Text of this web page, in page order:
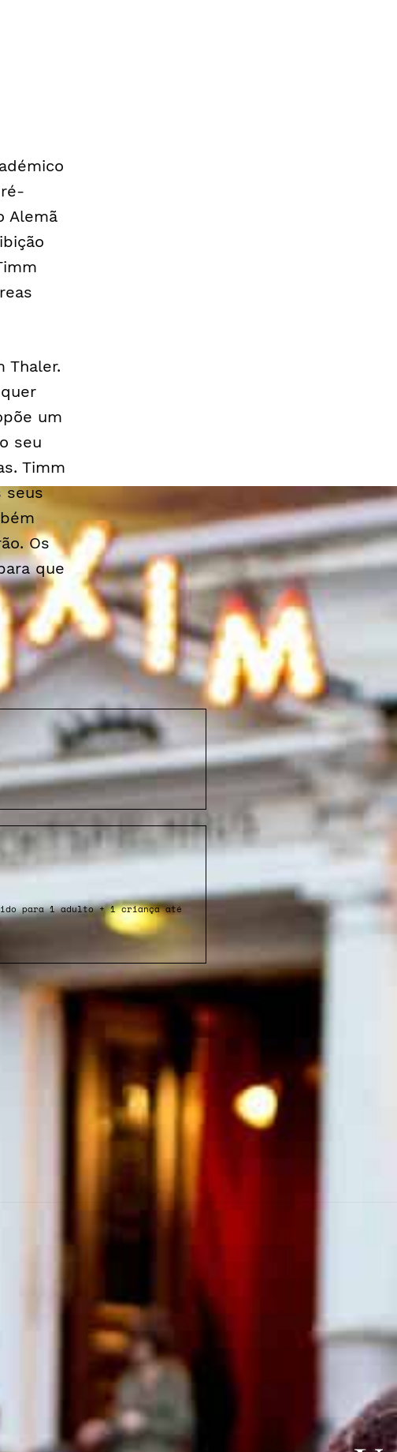
Alemã
Thaler.
um
seu
Timm
seus
Os
que
para 1 adulto + 1 criança até